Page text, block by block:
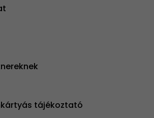
tájékoztató